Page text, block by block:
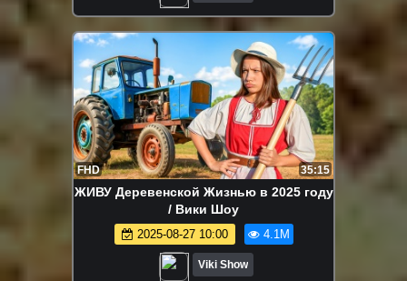
FHD 35:15
ЖИВУ Деревенской Жизнью в 2025 году
/ Вики Шоу
2025-08-27 10:00 4.1M
Viki Show